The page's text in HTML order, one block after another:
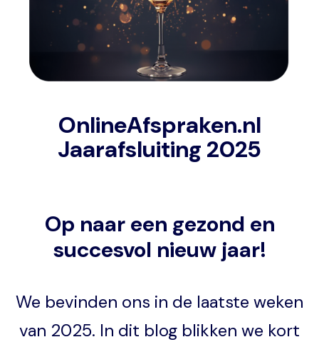
OnlineAfspraken.nl
Jaarafsluiting 2025
Op naar een gezond en
succesvol nieuw jaar!
We bevinden ons in de laatste weken
van 2025. In dit blog blikken we kort